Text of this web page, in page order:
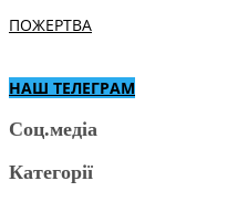
ПОЖЕРТВА
НАШ ТЕЛЕГРАМ
Соц.медіа
Категорії